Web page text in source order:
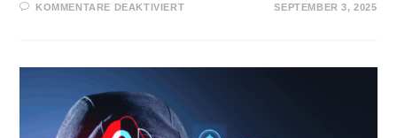
KOMMENTARE DEAKTIVIERT SEPTEMBER 3, 2025